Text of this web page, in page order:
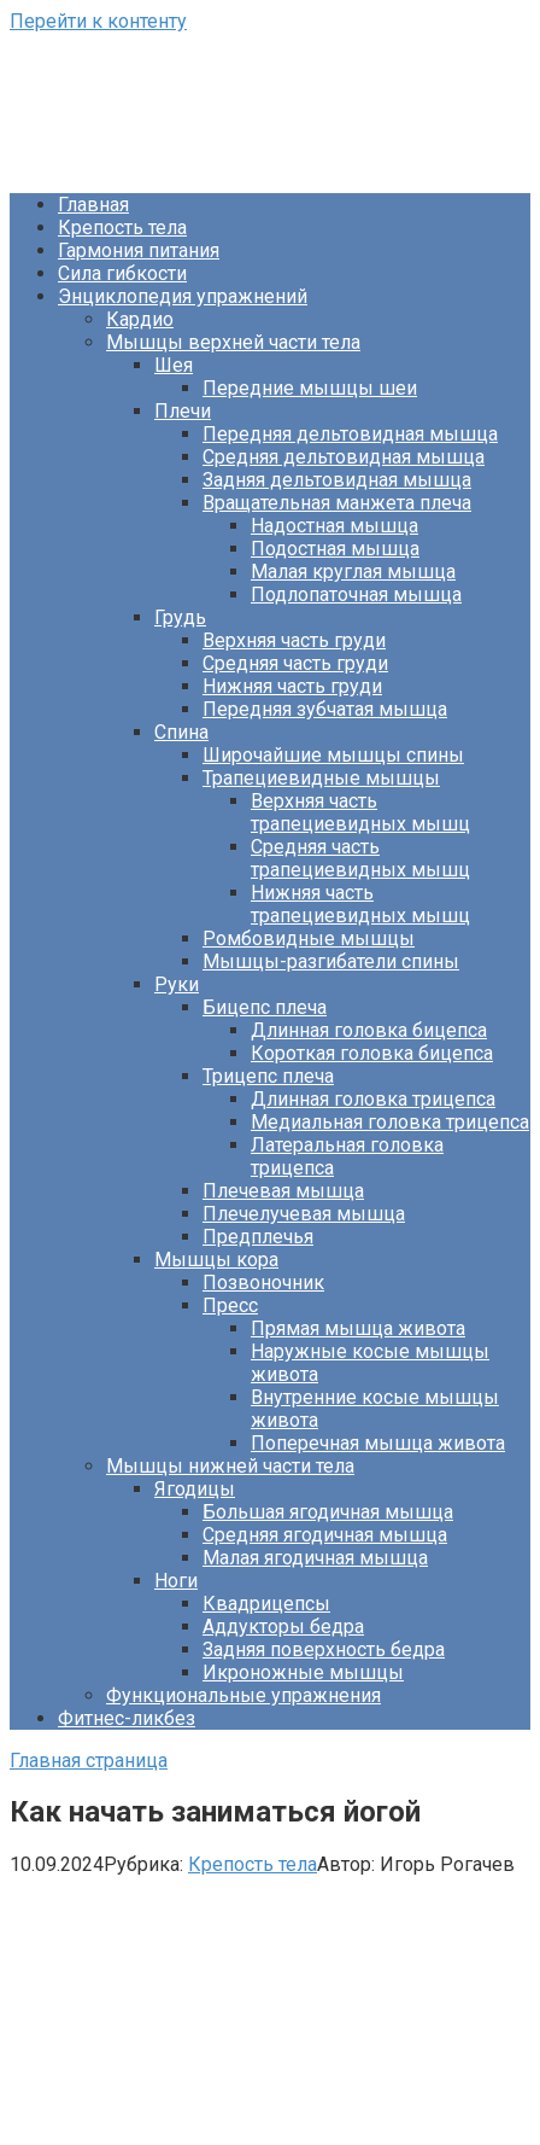
Перейти к контенту
Сайт о фитнесе и питании
Главная
Крепость тела
Гармония питания
Сила гибкости
Энциклопедия упражнений
Кардио
Мышцы верхней части тела
Шея
Передние мышцы шеи
Плечи
Передняя дельтовидная мышца
Средняя дельтовидная мышца
Задняя дельтовидная мышца
Вращательная манжета плеча
Надостная мышца
Подостная мышца
Малая круглая мышца
Подлопаточная мышца
Грудь
Верхняя часть груди
Средняя часть груди
Нижняя часть груди
Передняя зубчатая мышца
Спина
Широчайшие мышцы спины
Трапециевидные мышцы
Верхняя часть
трапециевидных мышц
Средняя часть
трапециевидных мышц
Нижняя часть
трапециевидных мышц
Ромбовидные мышцы
Мышцы-разгибатели спины
Руки
Бицепс плеча
Длинная головка бицепса
Короткая головка бицепса
Трицепс плеча
Длинная головка трицепса
Медиальная головка трицепса
Латеральная головка
трицепса
Плечевая мышца
Плечелучевая мышца
Предплечья
Мышцы кора
Позвоночник
Пресс
Прямая мышца живота
Наружные косые мышцы
живота
Внутренние косые мышцы
живота
Поперечная мышца живота
Мышцы нижней части тела
Ягодицы
Большая ягодичная мышца
Средняя ягодичная мышца
Малая ягодичная мышца
Ноги
Квадрицепсы
Аддукторы бедра
Задняя поверхность бедра
Икроножные мышцы
Функциональные упражнения
Фитнес-ликбез
Главная страница
Как начать заниматься йогой
10.09.2024Рубрика: Крепость телаАвтор: Игорь Рогачев